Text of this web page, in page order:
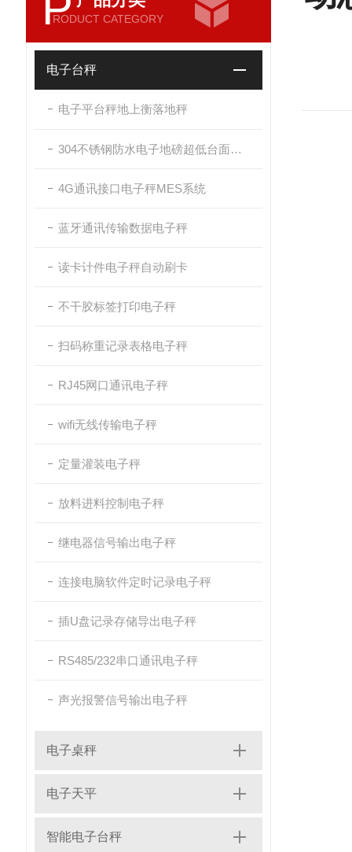
RODUCT CATEGORY
电子台秤
电子平台秤地上衡落地秤
304不锈钢防水电子地磅超低台面带斜坡
4G通讯接口电子秤MES系统
蓝牙通讯传输数据电子秤
读卡计件电子秤自动刷卡
不干胶标签打印电子秤
扫码称重记录表格电子秤
RJ45网口通讯电子秤
wifi无线传输电子秤
定量灌装电子秤
放料进料控制电子秤
继电器信号输出电子秤
连接电脑软件定时记录电子秤
插U盘记录存储导出电子秤
RS485/232串口通讯电子秤
声光报警信号输出电子秤
电子桌秤
电子天平
智能电子台秤